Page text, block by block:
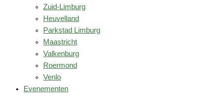
Zuid-Limburg
Heuvelland
Parkstad Limburg
Maastricht
Valkenburg
Roermond
Venlo
Evenementen